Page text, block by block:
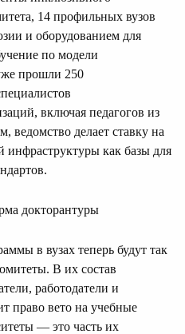
14 профильных вузов
и оборудованием для
по модели
прошли 250
включая педагогов из
ведомство делает ставку на
инфраструктуры как базы для
докторантуры
в вузах теперь будут так
В их состав
работодатели и
право вето на учебные
— это часть их